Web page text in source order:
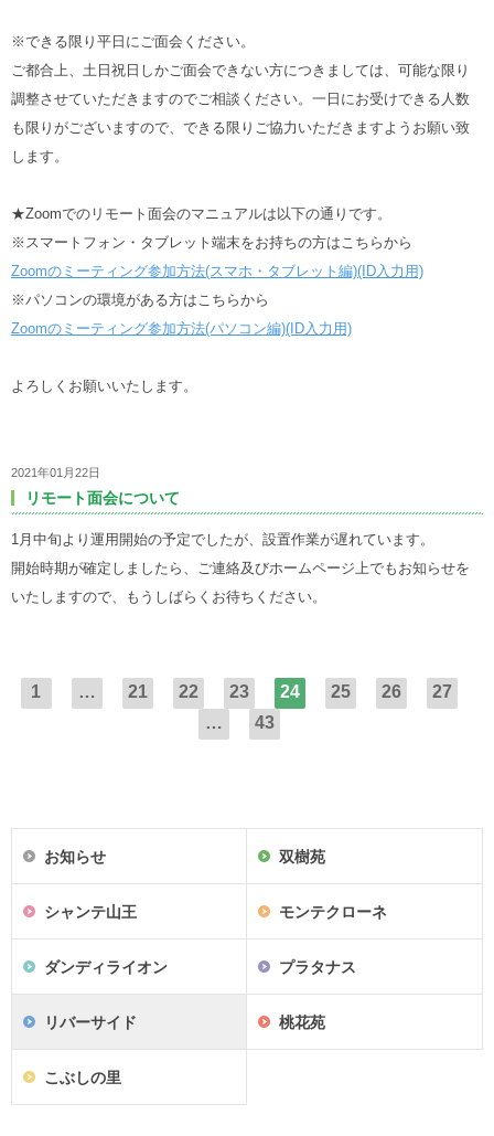
※できる限り平日にご面会ください。
ご都合上、土日祝日しかご面会できない方につきましては、可能な限り
調整させていただきますのでご相談ください。一日にお受けできる人数
も限りがございますので、できる限りご協力いただきますようお願い致
します。
★Zoomでのリモート面会のマニュアルは以下の通りです。
※スマートフォン・タブレット端末をお持ちの方はこちらから
Zoomのミーティング参加方法(スマホ・タブレット編)(ID入力用)
※パソコンの環境がある方はこちらから
Zoomのミーティング参加方法(パソコン編)(ID入力用)
よろしくお願いいたします。
2021年01月22日
リモート面会について
1月中旬より運用開始の予定でしたが、設置作業が遅れています。
開始時期が確定しましたら、ご連絡及びホームページ上でもお知らせを
いたしますので、もうしばらくお待ちください。
1 … 21 22 23 24 25 26
27
…
43
お知らせ 双樹苑
シャンテ山王 モンテクローネ
ダンディライオン プラタナス
リバーサイド 桃花苑
こぶしの里